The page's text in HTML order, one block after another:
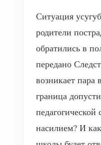
Ситуация
родители
обратились в
передано
возникает пара
граница
педагогической
насилием? И